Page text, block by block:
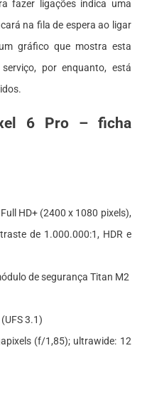
fazer ligações indica uma
na fila de espera ao ligar
gráfico que mostra esta
por enquanto, está
6 Pro – ficha
HD+ (2400 x 1080 pixels),
de 1.000.000:1, HDR e
de segurança Titan M2
3.1)
(f/1,85); ultrawide: 12